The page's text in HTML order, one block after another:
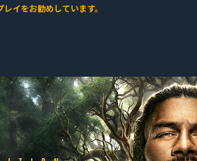
イをお勧めしています。